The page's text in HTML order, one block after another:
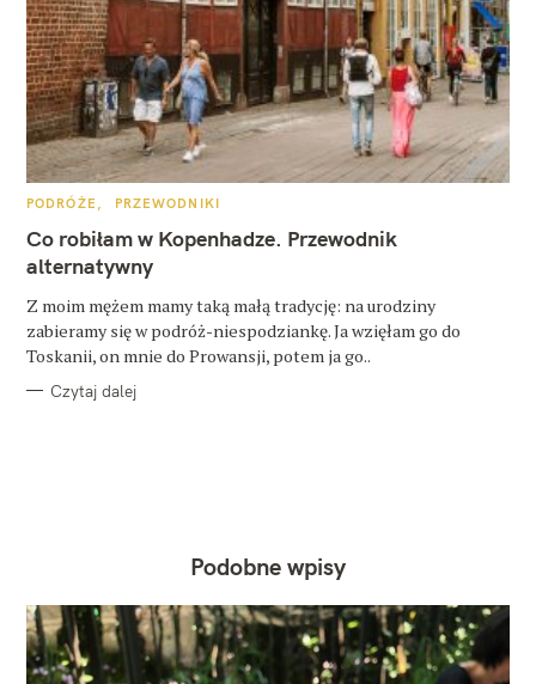
K
T
E
G
O
I
E
PODRÓŻE PRZEWODNIKI
Co robiłam w Kopenhadze. Przewodnik
alternatywny
Z moim mężem mamy taką małą tradycję: na urodziny
zabieramy się w podróż-niespodziankę. Ja wzięłam go do
Toskanii, on mnie do Prowansji, potem ja go..
Czytaj dalej
Podobne wpisy